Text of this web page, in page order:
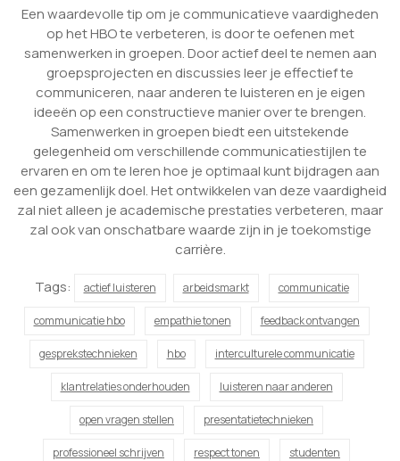
Een waardevolle tip om je communicatieve vaardigheden
op het HBO te verbeteren, is door te oefenen met
samenwerken in groepen. Door actief deel te nemen aan
groepsprojecten en discussies leer je effectief te
communiceren, naar anderen te luisteren en je eigen
ideeën op een constructieve manier over te brengen.
Samenwerken in groepen biedt een uitstekende
gelegenheid om verschillende communicatiestijlen te
ervaren en om te leren hoe je optimaal kunt bijdragen aan
een gezamenlijk doel. Het ontwikkelen van deze vaardigheid
zal niet alleen je academische prestaties verbeteren, maar
zal ook van onschatbare waarde zijn in je toekomstige
carrière.
Tags:
actief luisteren arbeidsmarkt communicatie
communicatie hbo empathie tonen feedback ontvangen
gesprekstechnieken hbo interculturele communicatie
klantrelaties onderhouden luisteren naar anderen
open vragen stellen presentatietechnieken
professioneel schrijven respect tonen studenten